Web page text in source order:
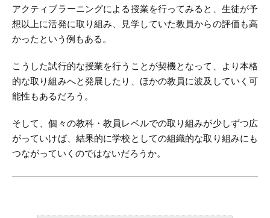
アクティブラーニングによる授業を行ってみると、生徒が予
想以上に活発に取り組み、見学していた教員からの評価も高
かったという例もある。
こうした試行的な授業を行うことが契機となって、より本格
的な取り組みへと発展したり、ほかの教員に波及していく可
能性もあるだろう。
そして、個々の教科・教員レベルでの取り組みが少しずつ広
がっていけば、結果的に学校としての組織的な取り組みにも
つながっていくのではないだろうか。